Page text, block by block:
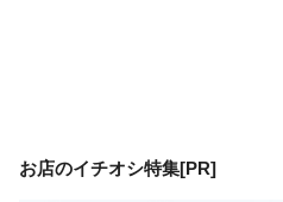
お店のイチオシ特集[PR]